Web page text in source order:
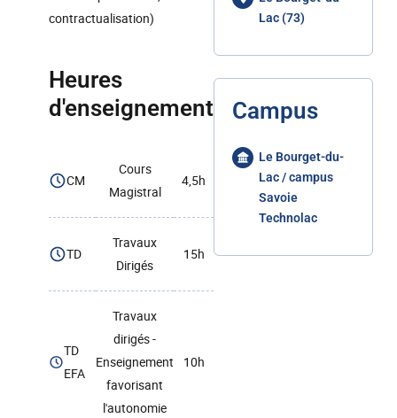
contractualisation)
Heures
d'enseignement
CM
Cours
Magistral
4,5h
TD
Travaux
Dirigés
15h
TD
EFA
Travaux
dirigés -
Enseignement
favorisant
l'autonomie
10h
Lac (73)
Campus
Le Bourget-du-
Lac / campus
Savoie
Technolac